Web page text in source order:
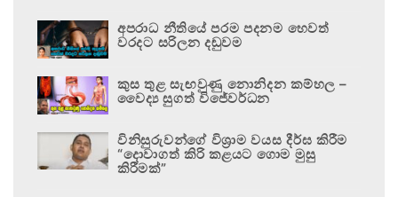
අපරාධ නීතියේ පරම පදනම හෙවත්
වරදට සරිලන දඬුවම
කුස තුළ සැඟවුණු නොනිදන කම්හල –
වෛද්‍ය සුගත් විජේවර්ධන
විනිසුරුවන්ගේ විශ්‍රාම වයස දීර්ඝ කිරීම
“දොවාගත් කිරි කළයට ගොම මුසු
කිරීමක්”